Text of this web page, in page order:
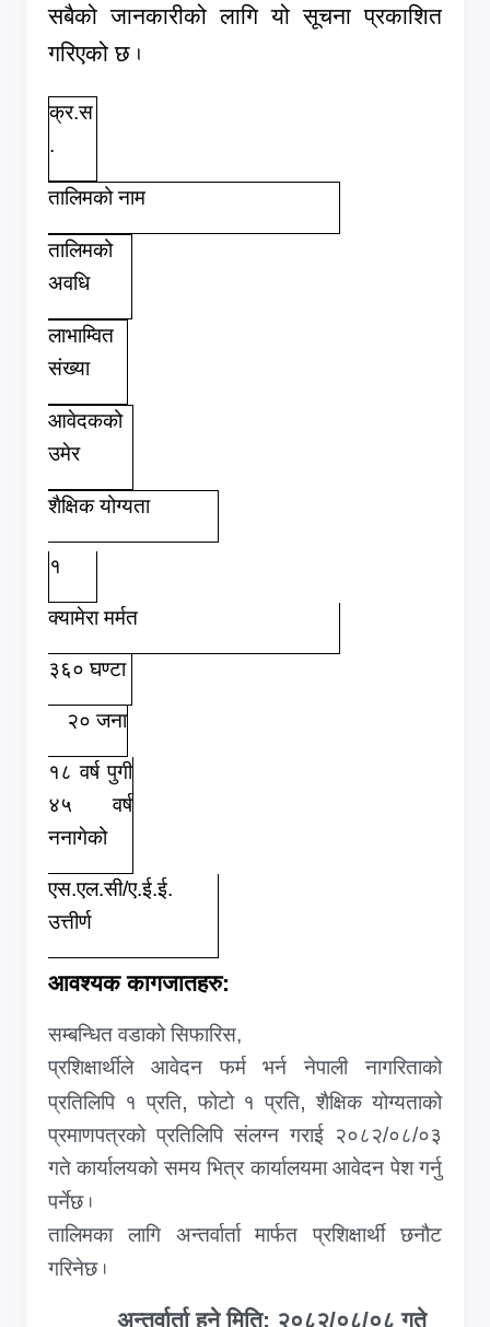
सबैको जानकारीको लागि यो सूचना प्रकाशित
गरिएको छ .
क्र.स
.
तालिमको नाम
तालिमको
अवधि
लाभाम्वित
संख्या
आवेदकको
उमेर
शैक्षिक योग्यता
१
क्यामेरा मर्मत
३६० घण्टा
२० जना
१८ वर्ष पुगी
४५ वर्ष
ननागेको
एस.एल.सी/ए.ई.ई.
उत्तीर्ण
आवश्यक कागजातहरु:
सम्बन्धित वडाको सिफारिस,
प्रशिक्षार्थीले आवेदन फर्म भर्न नेपाली नागरिताको
प्रतिलिपि १ प्रति, फोटो १ प्रति, शैक्षिक योग्यताको
प्रमाणपत्रको प्रतिलिपि संलग्न गराई २०८२/०८/०३
गते कार्यालयको समय भित्र कार्यालयमा आवेदन पेश गर्नु
पर्नेछ .
तालिमका लागि अन्तर्वार्ता मार्फत प्रशिक्षार्थी छनौट
गरिनेछ .
अन्तर्वार्ता हुने मिति: २०८२/०८/०८ गते